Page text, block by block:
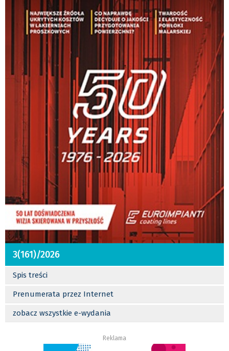
3(161)/2026
Spis treści
Prenumerata przez Internet
zobacz wszystkie e-wydania
Reklama